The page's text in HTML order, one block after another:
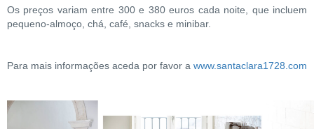
Os preços variam entre 300 e 380 euros cada noite, que incluem
pequeno-almoço, chá, café, snacks e minibar.
Para mais informações aceda por favor a www.santaclara1728.com